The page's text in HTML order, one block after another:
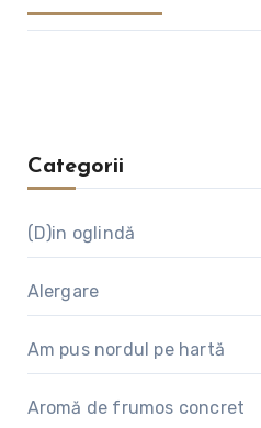
Categorii
(D)in oglindă
Alergare
Am pus nordul pe hartă
Aromă de frumos concret